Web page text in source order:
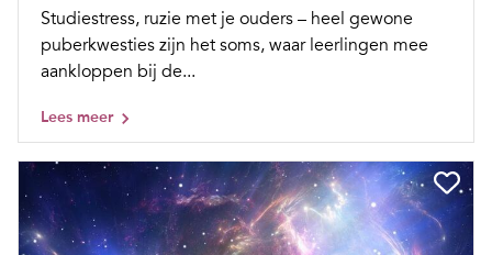
Studiestress, ruzie met je ouders – heel gewone
puberkwesties zijn het soms, waar leerlingen mee
aankloppen bij de...
Lees meer